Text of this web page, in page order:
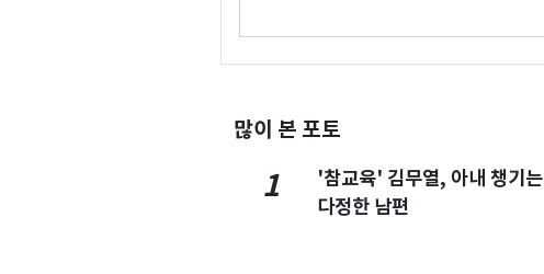
많이 본 포토
1
'참교육' 김무열, 아내 챙기는
다정한 남편